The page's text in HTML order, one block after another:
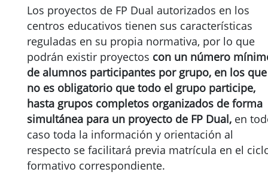
Los proyectos de FP Dual autorizados en los
centros educativos tienen sus características
reguladas en su propia normativa, por lo que
podrán existir proyectos con un número
de alumnos participantes por grupo, en los que
no es obligatorio que todo el grupo participe,
hasta grupos completos organizados de forma
simultánea para un proyecto de FP Dual, en
caso toda la información y orientación al
respecto se facilitará previa matrícula en el
formativo correspondiente.